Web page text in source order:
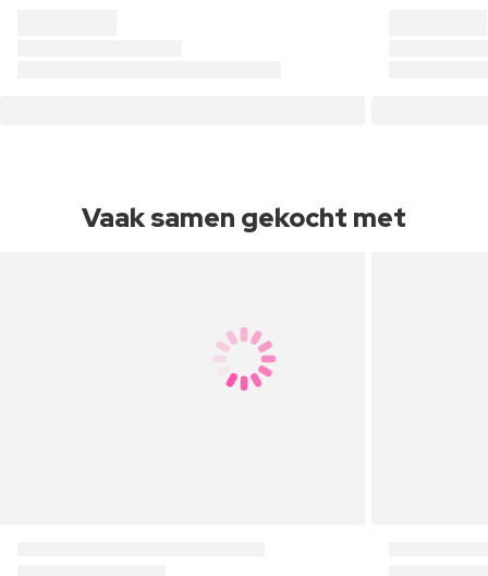
Vaak samen gekocht met